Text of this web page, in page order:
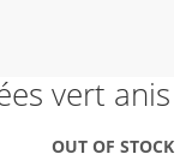
vert anis
OUT OF STOCK